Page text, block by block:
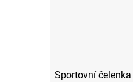
Sportovní